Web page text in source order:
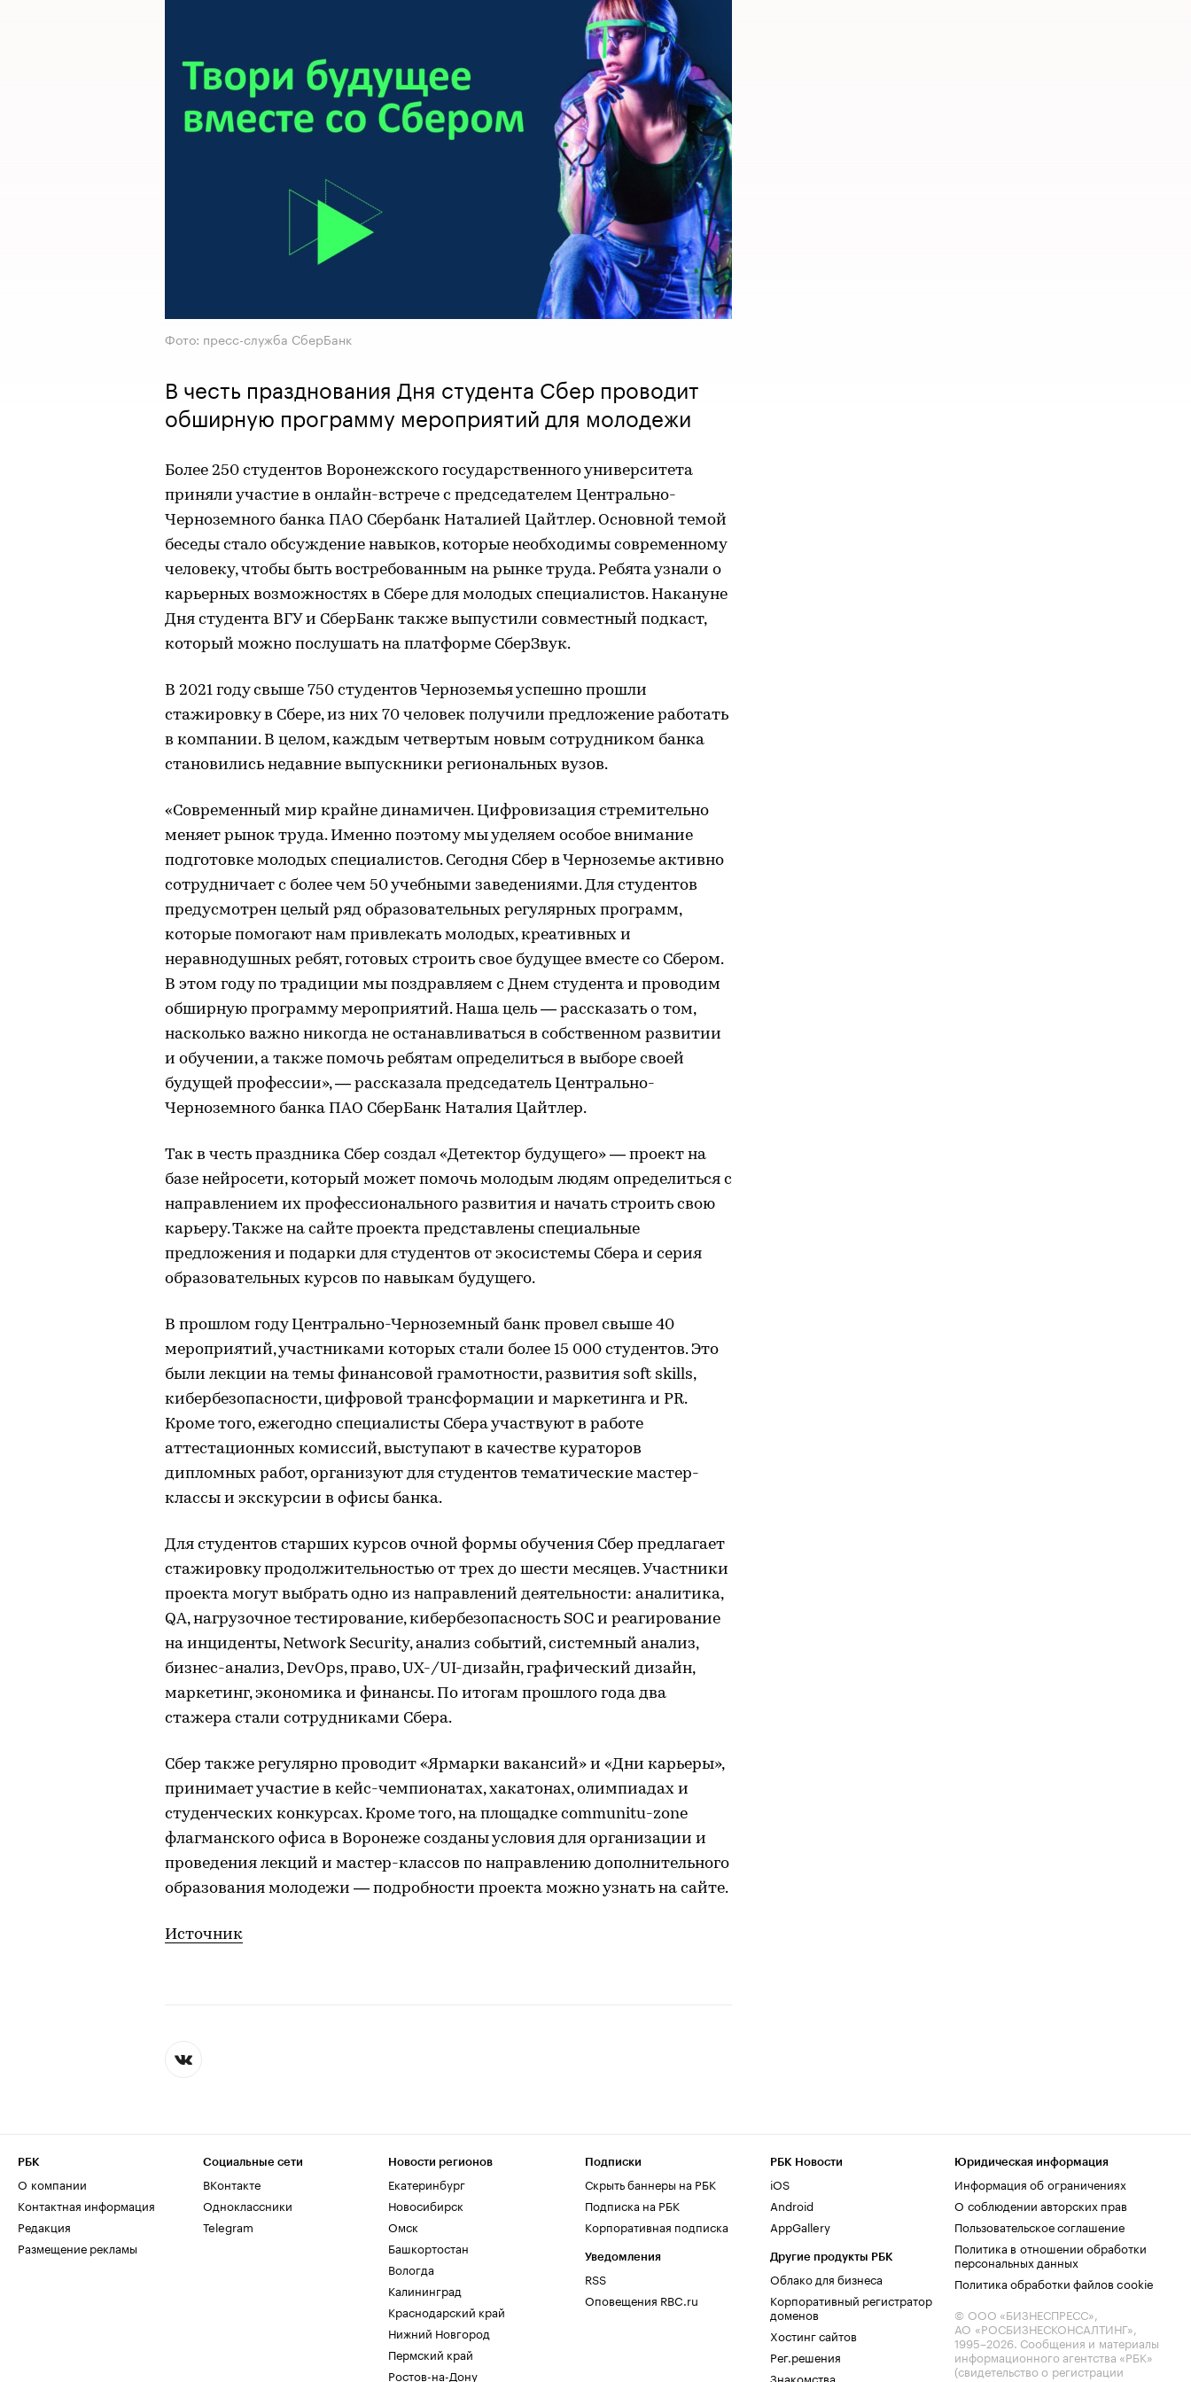
Фото: пресс-служба СберБанк
В честь празднования Дня студента Сбер проводит
обширную программу мероприятий для молодежи
Более 250 студентов Воронежского государственного университета
приняли участие в онлайн-встрече с председателем Центрально-
Черноземного банка ПАО Сбербанк Наталией Цайтлер. Основной темой
беседы стало обсуждение навыков, которые необходимы современному
человеку, чтобы быть востребованным на рынке труда. Ребята узнали о
карьерных возможностях в Сбере для молодых специалистов. Накануне
Дня студента ВГУ и СберБанк также выпустили совместный подкаст,
который можно послушать на платформе СберЗвук.
В 2021 году свыше 750 студентов Черноземья успешно прошли
стажировку в Сбере, из них 70 человек получили предложение работать
в компании. В целом, каждым четвертым новым сотрудником банка
становились недавние выпускники региональных вузов.
«Современный мир крайне динамичен. Цифровизация стремительно
меняет рынок труда. Именно поэтому мы уделяем особое внимание
подготовке молодых специалистов. Сегодня Сбер в Черноземье активно
сотрудничает с более чем 50 учебными заведениями. Для студентов
предусмотрен целый ряд образовательных регулярных программ,
которые помогают нам привлекать молодых, креативных и
неравнодушных ребят, готовых строить свое будущее вместе со Сбером.
В этом году по традиции мы поздравляем с Днем студента и проводим
обширную программу мероприятий. Наша цель — рассказать о том,
насколько важно никогда не останавливаться в собственном развитии
и обучении, а также помочь ребятам определиться в выборе своей
будущей профессии», — рассказала председатель Центрально-
Черноземного банка ПАО СберБанк Наталия Цайтлер.
Так в честь праздника Сбер создал «Детектор будущего» — проект на
базе нейросети, который может помочь молодым людям определиться с
направлением их профессионального развития и начать строить свою
карьеру. Также на сайте проекта представлены специальные
предложения и подарки для студентов от экосистемы Сбера и серия
образовательных курсов по навыкам будущего.
В прошлом году Центрально-Черноземный банк провел свыше 40
мероприятий, участниками которых стали более 15 000 студентов. Это
были лекции на темы финансовой грамотности, развития soft skills,
кибербезопасности, цифровой трансформации и маркетинга и PR.
Кроме того, ежегодно специалисты Сбера участвуют в работе
аттестационных комиссий, выступают в качестве кураторов
дипломных работ, организуют для студентов тематические мастер-
классы и экскурсии в офисы банка.
Для студентов старших курсов очной формы обучения Сбер предлагает
стажировку продолжительностью от трех до шести месяцев. Участники
проекта могут выбрать одно из направлений деятельности: аналитика,
QA, нагрузочное тестирование, кибербезопасность SOC и реагирование
на инциденты, Network Security, анализ событий, системный анализ,
бизнес-анализ, DevOps, право, UX-/UI-дизайн, графический дизайн,
маркетинг, экономика и финансы. По итогам прошлого года два
стажера стали сотрудниками Сбера.
Сбер также регулярно проводит «Ярмарки вакансий» и «Дни карьеры»,
принимает участие в кейс-чемпионатах, хакатонах, олимпиадах и
студенческих конкурсах. Кроме того, на площадке communitu-zone
флагманского офиса в Воронеже созданы условия для организации и
проведения лекций и мастер-классов по направлению дополнительного
образования молодежи — подробности проекта можно узнать на сайте.
Источник
РБК
О компании
Контактная информация
Редакция
Размещение рекламы
Социальные сети
ВКонтакте
Одноклассники
Telegram
Новости регионов
Екатеринбург
Новосибирск
Омск
Башкортостан
Вологда
Калининград
Краснодарский край
Нижний Новгород
Пермский край
Ростов-на-Дону
Подписки
Скрыть баннеры на РБК
Подписка на РБК
Корпоративная подписка
Уведомления
RSS
Оповещения RBC.ru
РБК Новости
iOS
Android
AppGallery
Другие продукты РБК
Облако для бизнеса
Корпоративный регистратор
доменов
Хостинг сайтов
Рег.решения
Знакомства
Юридическая информация
Информация об ограничениях
О соблюдении авторских прав
Пользовательское соглашение
Политика в отношении обработки
персональных данных
Политика обработки файлов cookie
© ООО «БИЗНЕСПРЕСС»,
АО «РОСБИЗНЕСКОНСАЛТИНГ»,
1995–2026. Сообщения и материалы
информационного агентства «РБК»
(свидетельство о регистрации